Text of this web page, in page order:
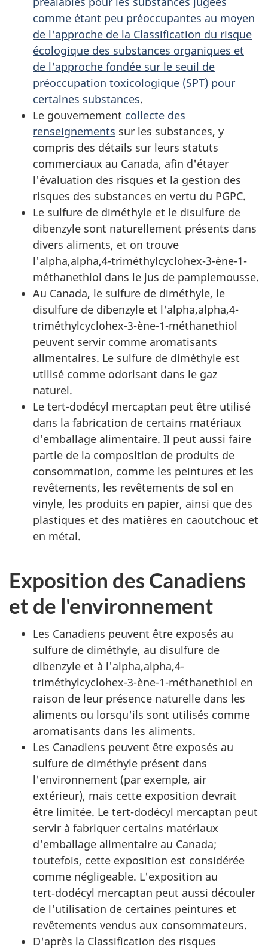
comme étant peu préoccupantes au moyen
de l'approche de la Classification du risque
écologique des substances organiques et
de l'approche fondée sur le seuil de
préoccupation toxicologique (SPT) pour
certaines substances.
Le gouvernement collecte des
renseignements sur les substances, y
compris des détails sur leurs statuts
commerciaux au Canada, afin d'étayer
l'évaluation des risques et la gestion des
risques des substances en vertu du PGPC.
Le sulfure de diméthyle et le disulfure de
dibenzyle sont naturellement présents dans
divers aliments, et on trouve
l'alpha,alpha,4-triméthylcyclohex-3-ène-1-
méthanethiol dans le jus de pamplemousse.
Au Canada, le sulfure de diméthyle, le
disulfure de dibenzyle et l'alpha,alpha,4-
triméthylcyclohex-3-ène-1-méthanethiol
peuvent servir comme aromatisants
alimentaires. Le sulfure de diméthyle est
utilisé comme odorisant dans le gaz
naturel.
Le tert-dodécyl mercaptan peut être utilisé
dans la fabrication de certains matériaux
d'emballage alimentaire. Il peut aussi faire
partie de la composition de produits de
consommation, comme les peintures et les
revêtements, les revêtements de sol en
vinyle, les produits en papier, ainsi que des
plastiques et des matières en caoutchouc et
en métal.
Exposition des Canadiens
et de l'environnement
Les Canadiens peuvent être exposés au
sulfure de diméthyle, au disulfure de
dibenzyle et à l'alpha,alpha,4-
triméthylcyclohex-3-ène-1-méthanethiol en
raison de leur présence naturelle dans les
aliments ou lorsqu'ils sont utilisés comme
aromatisants dans les aliments.
Les Canadiens peuvent être exposés au
sulfure de diméthyle présent dans
l'environnement (par exemple, air
extérieur), mais cette exposition devrait
être limitée. Le tert-dodécyl mercaptan peut
servir à fabriquer certains matériaux
d'emballage alimentaire au Canada;
toutefois, cette exposition est considérée
comme négligeable. L'exposition au
tert‑dodécyl mercaptan peut aussi découler
de l'utilisation de certaines peintures et
revêtements vendus aux consommateurs.
D'après la Classification des risques